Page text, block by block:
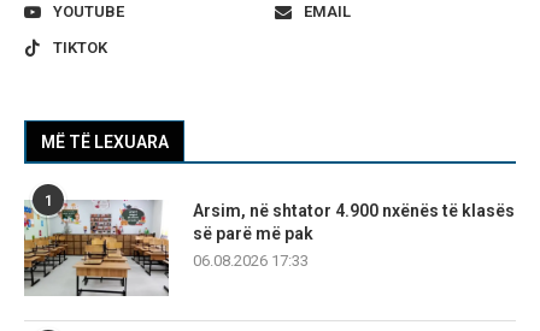
YOUTUBE
EMAIL
TIKTOK
MË TË LEXUARA
1
Arsim, në shtator 4.900 nxënës të klasës
së parë më pak
06.08.2026 17:33